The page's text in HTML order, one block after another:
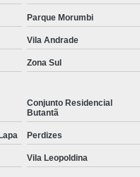
para
Parque Morumbi
Vila Andrade
Zona Sul
Conjunto Residencial
Butantã
Perdizes
Vila Leopoldina